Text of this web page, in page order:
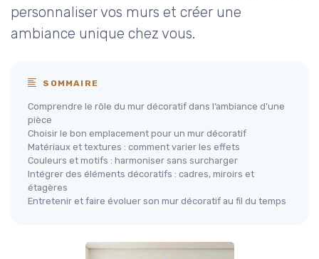
personnaliser vos murs et créer une
ambiance unique chez vous.
SOMMAIRE
Comprendre le rôle du mur décoratif dans l’ambiance d’une
pièce
Choisir le bon emplacement pour un mur décoratif
Matériaux et textures : comment varier les effets
Couleurs et motifs : harmoniser sans surcharger
Intégrer des éléments décoratifs : cadres, miroirs et
étagères
Entretenir et faire évoluer son mur décoratif au fil du temps